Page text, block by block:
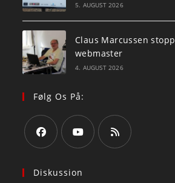
5. AUGUST 2026
Claus Marcussen
webmaster
4. AUGUST 2026
Følg Os På:
in
in
Diskussion